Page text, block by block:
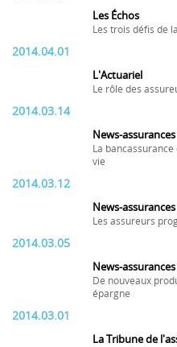
Les Échos
Les trois défis de
2014.04.01
L'Actuariel
Le rôle des
2014.03.14
News-
La
vie
2014.03.12
News-
Les assureurs
2014.03.05
News-
De nouveaux
épargne
2014.03.01
La Tribune de